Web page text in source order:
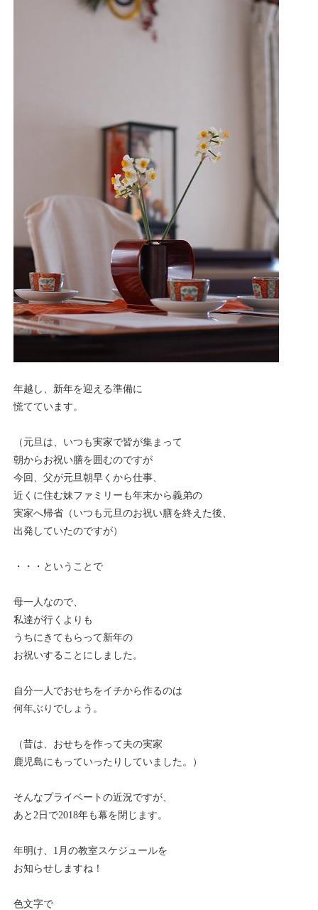
年越し、新年を迎える準備に
慌てています。
（元旦は、いつも実家で皆が集まって
朝からお祝い膳を囲むのですが
今回、父が元旦朝早くから仕事、
近くに住む妹ファミリーも年末から義弟の
実家へ帰省（いつも元旦のお祝い膳を終えた後、
出発していたのですが）
・・・ということで
母一人なので、
私達が行くよりも
うちにきてもらって新年の
お祝いすることにしました。
自分一人でおせちをイチから作るのは
何年ぶりでしょう。
（昔は、おせちを作って夫の実家
鹿児島にもっていったりしていました。）
そんなプライベートの近況ですが、
あと2日で2018年も幕を閉じます。
年明け、1月の教室スケジュールを
お知らせしますね！
色文字で